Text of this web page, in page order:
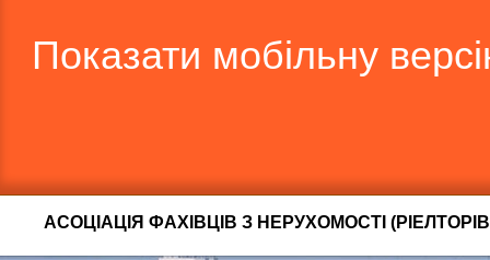
Показати мобільну
АСОЦІАЦІЯ ФАХІВЦІВ З НЕРУХОМОСТІ